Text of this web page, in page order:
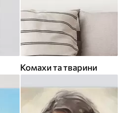
Комахи та тварини